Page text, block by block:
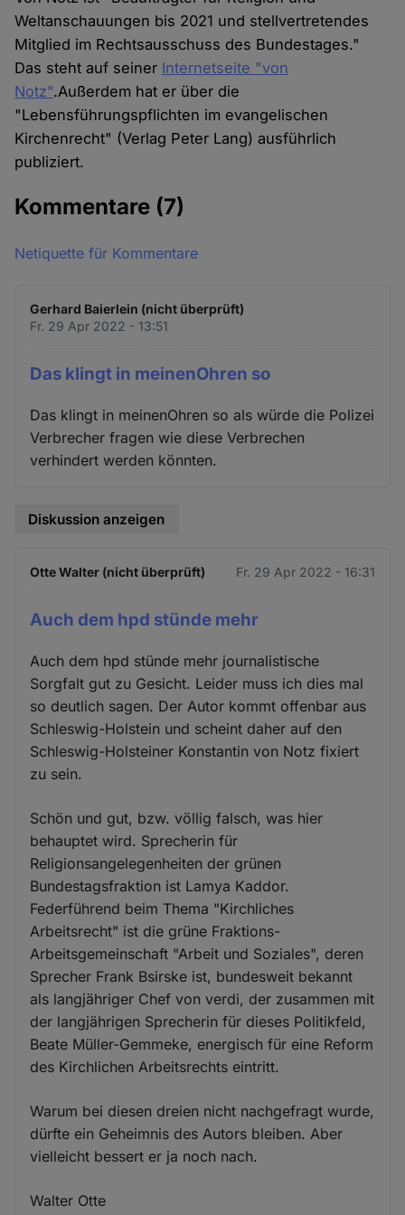
Weltanschauungen bis 2021 und stellvertretendes
Mitglied im Rechtsausschuss des Bundestages."
Das steht auf seiner Internetseite "von
Notz".Außerdem hat er über die
"Lebensführungspflichten im evangelischen
Kirchenrecht" (Verlag Peter Lang) ausführlich
publiziert.
Kommentare (7)
Netiquette für Kommentare
Gerhard Baierlein (nicht überprüft)
Fr. 29 Apr 2022 - 13:51
Das klingt in meinenOhren so
Das klingt in meinenOhren so als würde die Polizei
Verbrecher fragen wie diese Verbrechen
verhindert werden könnten.
Diskussion anzeigen
Otte Walter (nicht überprüft) Fr. 29 Apr 2022 - 16:31
Auch dem hpd stünde mehr
Auch dem hpd stünde mehr journalistische
Sorgfalt gut zu Gesicht. Leider muss ich dies mal
so deutlich sagen. Der Autor kommt offenbar aus
Schleswig-Holstein und scheint daher auf den
Schleswig-Holsteiner Konstantin von Notz fixiert
zu sein.
Schön und gut, bzw. völlig falsch, was hier
behauptet wird. Sprecherin für
Religionsangelegenheiten der grünen
Bundestagsfraktion ist Lamya Kaddor.
Federführend beim Thema "Kirchliches
Arbeitsrecht" ist die grüne Fraktions-
Arbeitsgemeinschaft "Arbeit und Soziales", deren
Sprecher Frank Bsirske ist, bundesweit bekannt
als langjähriger Chef von verdi, der zusammen mit
der langjährigen Sprecherin für dieses Politikfeld,
Beate Müller-Gemmeke, energisch für eine Reform
des Kirchlichen Arbeitsrechts eintritt.
Warum bei diesen dreien nicht nachgefragt wurde,
dürfte ein Geheimnis des Autors bleiben. Aber
vielleicht bessert er ja noch nach.
Walter Otte
Cookies